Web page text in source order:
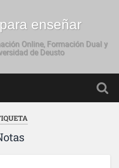
enseñar
Online, Formación Dual y
de Deusto